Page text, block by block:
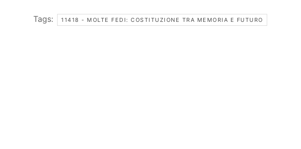
Tags: 11418 - MOLTE FEDI: COSTITUZIONE TRA MEMORIA E FUTURO